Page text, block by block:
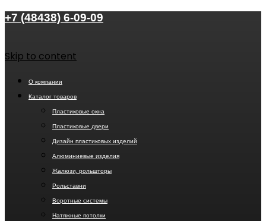
+7 (48438) 6-09-09
Skip to content
О компании
Каталог товаров
Пластиковые окна
Пластиковые двери
Дизайн пластиковых изделий
Алюминиевые изделия
Жалюзи, рольшторы
Рольставни
Воротные системы
Натяжные потолки